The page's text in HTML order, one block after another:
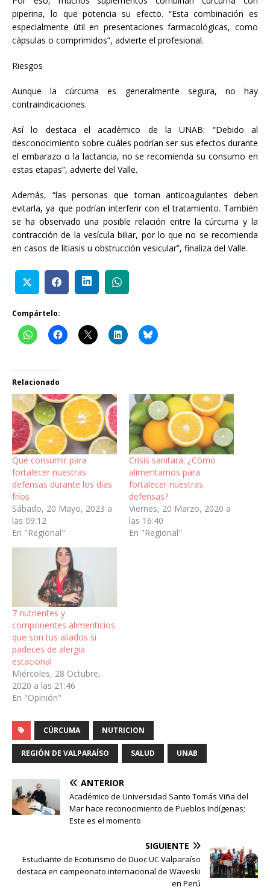
piperina, lo que potencia su efecto. “Esta combinación es
especialmente útil en presentaciones farmacológicas, como
cápsulas o comprimidos”, advierte el profesional.
Riesgos
Aunque la cúrcuma es generalmente segura, no hay
contraindicaciones.
Así lo destaca el académico de la UNAB: “Debido al
desconocimiento sobre cuáles podrían ser sus efectos durante
el embarazo o la lactancia, no se recomienda su consumo en
estas etapas”, advierte del Valle.
Además, “las personas que toman anticoagulantes deben
evitarla, ya que podrían interferir con el tratamiento. También
se ha observado una posible relación entre la cúrcuma y la
contracción de la vesícula biliar, por lo que no se recomienda
en casos de litiasis u obstrucción vesicular”, finaliza del Valle.
Compártelo:
Relacionado
Qué consumir para
fortalecer nuestras
defensas durante los días
fríos
Sábado, 20 Mayo, 2023 a
las 09:12
En "Regional"
Crisis sanitara: ¿Cómo
alimentarnos para
fortalecer nuestras
defensas?
Viernes, 20 Marzo, 2020 a
las 16:40
En "Regional"
7 nutrientes y
componentes alimenticios
que son tus aliados si
padeces de alergia
estacional
Miércoles, 28 Octubre,
2020 a las 21:46
En "Opinión"
CÚRCUMA NUTRICION
REGIÓN DE VALPARAÍSO SALUD UNAB
ANTERIOR
Académico de Universidad Santo Tomás Viña del
Mar hace reconocimiento de Pueblos Indígenas;
Este es el momento
SIGUIENTE
Estudiante de Ecoturismo de Duoc UC Valparaíso
destaca en campeonato internacional de Waveski
en Perú